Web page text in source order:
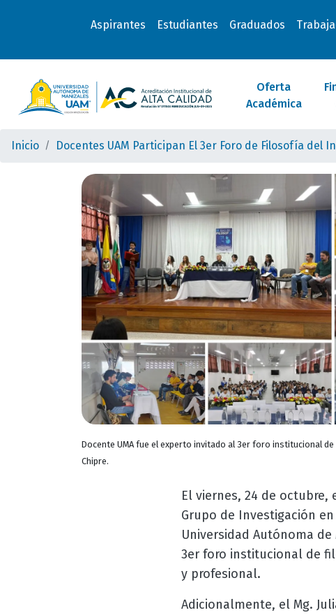
Aspirantes Estudiantes Graduados
Oferta
Académica
Inicio Docentes UAM Participan El 3er Foro de Filosofía del
Docente UMA fue el experto invitado al 3er foro institucional
Chipre.
El viernes, 24 de
Grupo de Investigación
Universidad Autónoma
3er foro institucional de
y profesional.
Adicionalmente, el Mg.